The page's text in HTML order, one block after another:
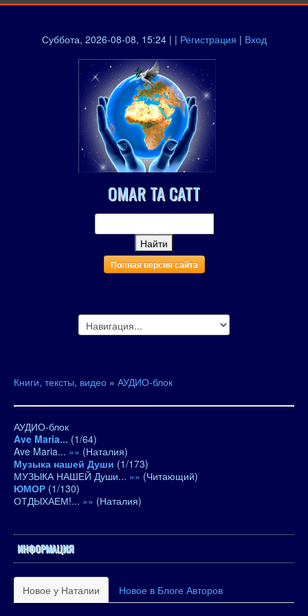
Суббота, 2026-08-08, 15:24 | | Регистрация | Вход
OMAR TA CATT
Полная версия сайта
Книги, тексты, видео » АУДИО-блок
АУДИО-блок
Ave Maria... (1/64)
Ave Maria... »» (Наталия)
Музыка нашей Души (1/173)
МУЗЫКА НАШЕЙ Души... »» (Читающий)
ЮМОР (1/130)
ОТДЫХАЕМ!... »» (Наталия)
ИНФОРМАЦИЯ
Новое у Наталии Новое в Блоге Авторов